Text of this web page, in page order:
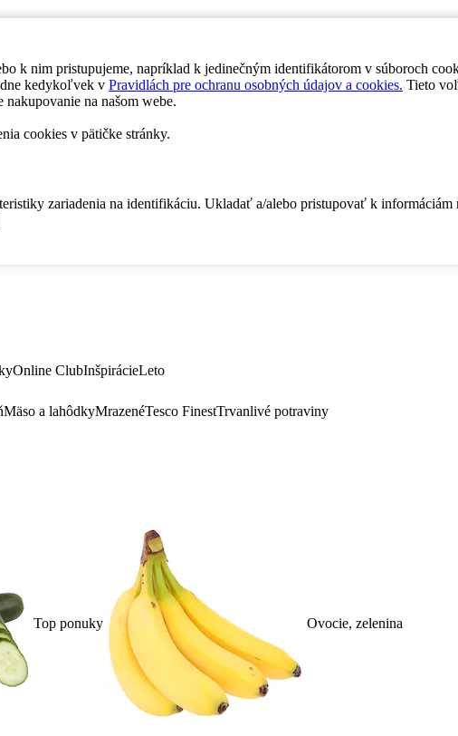
k nim pristupujeme, napríklad k jedinečným identifikátorom v súboroch
kedykoľvek v Pravidlách pre ochranu osobných údajov a cookies. Tieto
na našom webe.
cookies v pätičke stránky.
zariadenia na identifikáciu. Ukladať a/alebo pristupovať k informáciám
Online ClubInšpirácieLeto
Mäso a lahôdkyMrazenéTesco FinestTrvanlivé potraviny
Top ponuky Ovocie, zelenina